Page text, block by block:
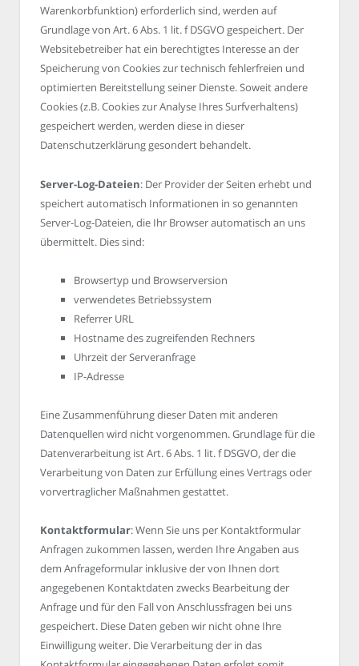
Warenkorbfunktion) erforderlich sind, werden auf
Grundlage von Art. 6 Abs. 1 lit. f DSGVO gespeichert. Der
Websitebetreiber hat ein berechtigtes Interesse an der
Speicherung von Cookies zur technisch fehlerfreien und
optimierten Bereitstellung seiner Dienste. Soweit andere
Cookies (z.B. Cookies zur Analyse Ihres Surfverhaltens)
gespeichert werden, werden diese in dieser
Datenschutzerklärung gesondert behandelt.
Server-Log-Dateien: Der Provider der Seiten erhebt und
speichert automatisch Informationen in so genannten
Server-Log-Dateien, die Ihr Browser automatisch an uns
übermittelt. Dies sind:
Browsertyp und Browserversion
verwendetes Betriebssystem
Referrer URL
Hostname des zugreifenden Rechners
Uhrzeit der Serveranfrage
IP-Adresse
Eine Zusammenführung dieser Daten mit anderen
Datenquellen wird nicht vorgenommen. Grundlage für die
Datenverarbeitung ist Art. 6 Abs. 1 lit. f DSGVO, der die
Verarbeitung von Daten zur Erfüllung eines Vertrags oder
vorvertraglicher Maßnahmen gestattet.
Kontaktformular: Wenn Sie uns per Kontaktformular
Anfragen zukommen lassen, werden Ihre Angaben aus
dem Anfrageformular inklusive der von Ihnen dort
angegebenen Kontaktdaten zwecks Bearbeitung der
Anfrage und für den Fall von Anschlussfragen bei uns
gespeichert. Diese Daten geben wir nicht ohne Ihre
Einwilligung weiter. Die Verarbeitung der in das